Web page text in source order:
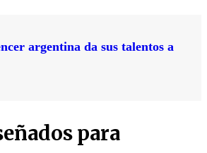
argentina da sus talentos a
para